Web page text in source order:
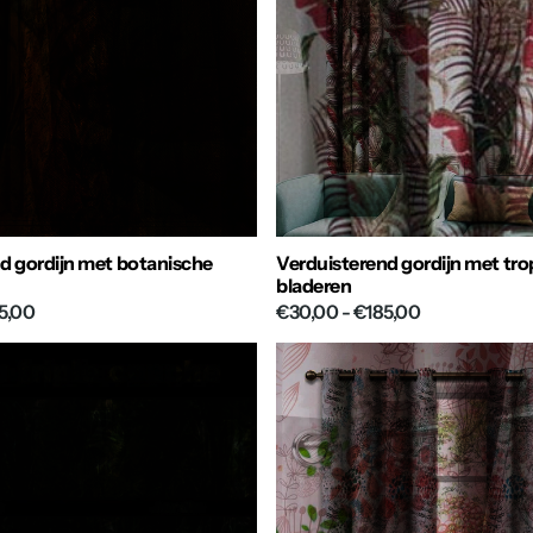
gordijn met botanische
Verduisterend gordijn met
bladeren
€30,00- €185,00